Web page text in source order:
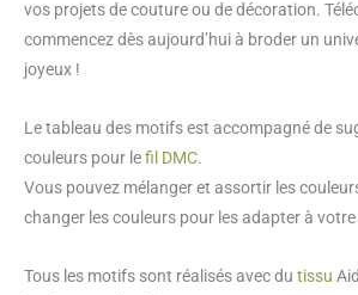
vos projets de couture ou de décoration.
commencez dès aujourd’hui à broder un
joyeux !
Le tableau des motifs est accompagné de
couleurs pour lefil DMC.
Vous pouvez mélanger et assortir les
changer les couleurs pour les adapter à votre
Tous les motifs sont réalisés avec du tissu